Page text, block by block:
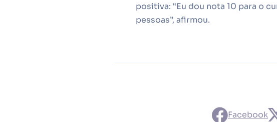
positiva: “Eu dou nota 10 para o
pessoas”, afirmou.
Facebook